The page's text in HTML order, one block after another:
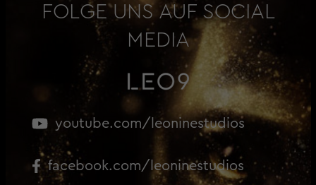
FOLGE UNS AUF SOCIAL
MEDIA
youtube.com/leoninestudios
facebook.com/leoninestudios